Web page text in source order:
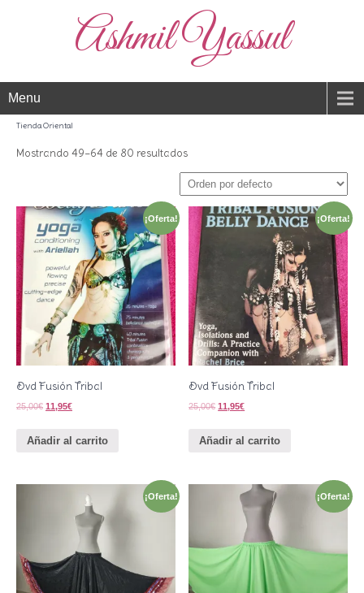
Ashmil Yassul
Menu
Tienda Oriental
Mostrando 49–64 de 80 resultados
¡Oferta!
Dvd Fusión Tribal
25,00€ 11,95€
Añadir al carrito
¡Oferta!
Dvd Fusión Tribal
25,00€ 11,95€
Añadir al carrito
¡Oferta! ¡Oferta!